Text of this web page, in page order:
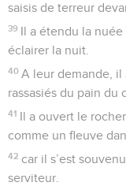
saisis de terreur
39 Il a étendu la
éclairer la nuit.
40 A leur demande, il
rassasiés du pain du
41 Il a ouvert le
comme un fleuve
42 car il s’est
serviteur.